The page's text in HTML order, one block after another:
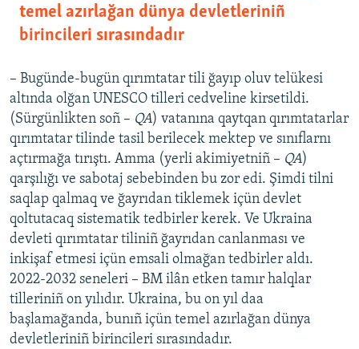
temel azırlağan dünya devletleriniñ
birincileri sırasındadır
– Bugünde-bugün qırımtatar tili ğayıp oluv telükesi
altında olğan UNESCO tilleri cedveline kirsetildi.
(Sürgünlikten soñ – QA) vatanına qaytqan qırımtatarlar
qırımtatar tilinde tasil berilecek mektep ve sınıflarnı
açtırmağa tırıştı. Amma (yerli akimiyetniñ – QA)
qarşılığı ve sabotaj sebebinden bu zor edi. Şimdi tilni
saqlap qalmaq ve ğayrıdan tiklemek içün devlet
qoltutacaq sistematik tedbirler kerek. Ve Ukraina
devleti qırımtatar tiliniñ ğayrıdan canlanması ve
inkişaf etmesi içün emsali olmağan tedbirler aldı.
2022-2032 seneleri – BM ilân etken tamır halqlar
tilleriniñ on yılıdır. Ukraina, bu on yıl daa
başlamağanda, bunıñ içün temel azırlağan dünya
devletleriniñ birincileri sırasındadır.